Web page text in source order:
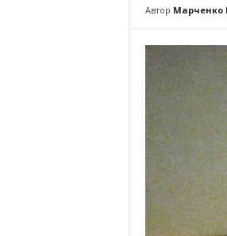
Автор Марченко